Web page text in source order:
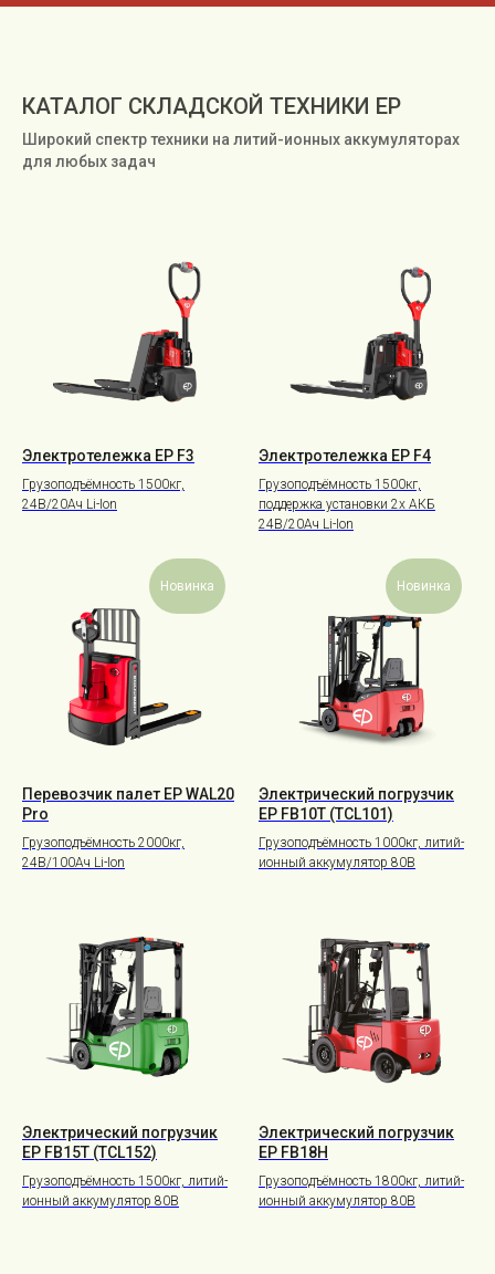
КАТАЛОГ СКЛАДСКОЙ ТЕХНИКИ EP
Широкий спектр техники на литий-ионных аккумуляторах
для любых задач
Электротележка EP F3
Грузоподъёмность 1500кг,
24В/20Ач Li-Ion
Электротележка EP F4
Грузоподъёмность 1500кг,
поддержка установки 2х АКБ
24В/20Ач Li-Ion
Новинка
Перевозчик палет EP WAL20
Pro
Грузоподъёмность 2000кг,
24В/100Ач Li-Ion
Новинка
Электрический погрузчик
EP FB10T (TCL101)
Грузоподъёмность 1000кг, литий-
ионный аккумулятор 80В
Электрический погрузчик
EP FB15T (TCL152)
Грузоподъёмность 1500кг, литий-
ионный аккумулятор 80В
Электрический погрузчик
EP FB18H
Грузоподъёмность 1800кг, литий-
ионный аккумулятор 80В